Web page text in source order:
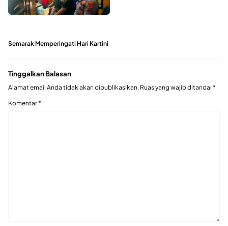
Semarak Memperingati Hari Kartini
Tinggalkan Balasan
Alamat email Anda tidak akan dipublikasikan. Ruas yang wajib ditandai *
Komentar*